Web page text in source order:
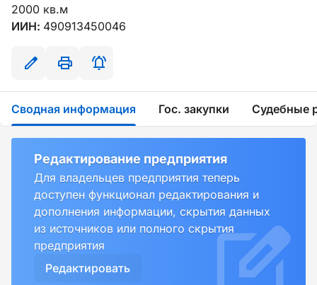
2000 кв.м
ИИН: 490913450046
Сводная информация Гос. закупки Судебные
Редактирование предприятия
Для владельцев предприятия теперь
доступен функционал редактирования и
дополнения информации, скрытия данных
из источников или полного скрытия
предприятия
Редактировать